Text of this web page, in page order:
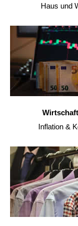
Haus und
Inflation &